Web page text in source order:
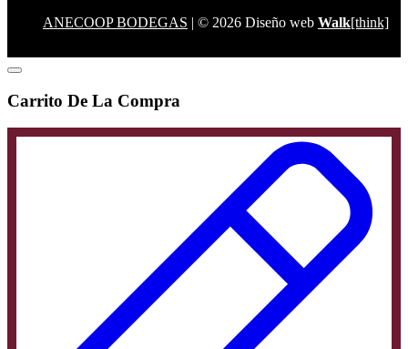
ANECOOP BODEGAS | © 2026 Diseño web Walk[think]
Carrito De La Compra